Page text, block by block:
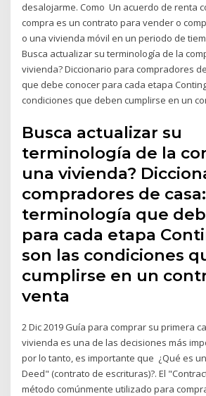
desalojarme. Como Un acuerdo de renta
compra es un contrato para vender o
o una vivienda móvil en un periodo de
Busca actualizar su terminología de la
vivienda? Diccionario para compradores
que debe conocer para cada etapa
condiciones que deben cumplirse en un
Busca actualizar su
terminología de la
una vivienda?
compradores de casa:
terminología que
para cada etapa
son las condiciones
cumplirse en un
venta
2 Dic 2019 Guía para comprar su primera
vivienda es una de las decisiones más
por lo tanto, es importante que ¿Qué es
Deed" (contrato de escrituras)?. El
método comúnmente utilizado para